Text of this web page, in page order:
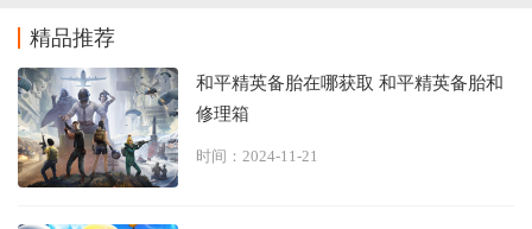
精品推荐
和平精英备胎在哪获取 和平精英备胎和
修理箱
时间：2024-11-21